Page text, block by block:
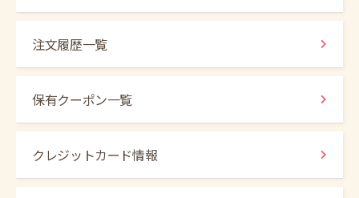
注文履歴一覧
保有クーポン一覧
クレジットカード情報